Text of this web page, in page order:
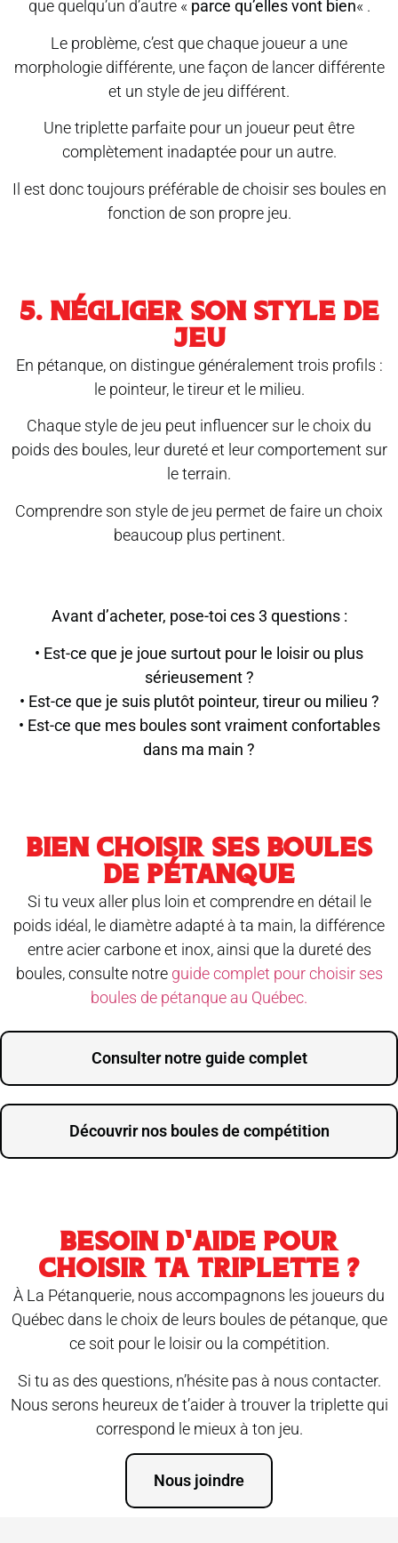
que quelqu’un d’autre « parce qu’elles vont bien« .
Le problème, c’est que chaque joueur a une
morphologie différente, une façon de lancer différente
et un style de jeu différent.
Une triplette parfaite pour un joueur peut être
complètement inadaptée pour un autre.
Il est donc toujours préférable de choisir ses boules en
fonction de son propre jeu.
5. NÉGLIGER SON STYLE DE
JEU
En pétanque, on distingue généralement trois profils :
le pointeur, le tireur et le milieu.
Chaque style de jeu peut influencer sur le choix du
poids des boules, leur dureté et leur comportement sur
le terrain.
Comprendre son style de jeu permet de faire un choix
beaucoup plus pertinent.
Avant d’acheter, pose-toi ces 3 questions :
• Est-ce que je joue surtout pour le loisir ou plus
sérieusement ?
• Est-ce que je suis plutôt pointeur, tireur ou milieu ?
• Est-ce que mes boules sont vraiment confortables
dans ma main ?
BIEN CHOISIR SES BOULES
DE PÉTANQUE
Si tu veux aller plus loin et comprendre en détail le
poids idéal, le diamètre adapté à ta main, la différence
entre acier carbone et inox, ainsi que la dureté des
boules, consulte notre guide complet pour choisir ses
boules de pétanque au Québec.
Consulter notre guide complet
Découvrir nos boules de compétition
BESOIN D’AIDE POUR
CHOISIR TA TRIPLETTE ?
À La Pétanquerie, nous accompagnons les joueurs du
Québec dans le choix de leurs boules de pétanque, que
ce soit pour le loisir ou la compétition.
Si tu as des questions, n’hésite pas à nous contacter.
Nous serons heureux de t’aider à trouver la triplette qui
correspond le mieux à ton jeu.
Nous joindre